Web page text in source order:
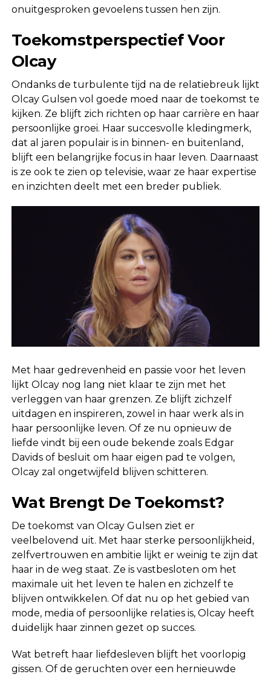
onuitgesproken gevoelens tussen hen zijn.
Toekomstperspectief Voor
Olcay
Ondanks de turbulente tijd na de relatiebreuk lijkt
Olcay Gulsen vol goede moed naar de toekomst te
kijken. Ze blijft zich richten op haar carrière en haar
persoonlijke groei. Haar succesvolle kledingmerk,
dat al jaren populair is in binnen- en buitenland,
blijft een belangrijke focus in haar leven. Daarnaast
is ze ook te zien op televisie, waar ze haar expertise
en inzichten deelt met een breder publiek.
Met haar gedrevenheid en passie voor het leven
lijkt Olcay nog lang niet klaar te zijn met het
verleggen van haar grenzen. Ze blijft zichzelf
uitdagen en inspireren, zowel in haar werk als in
haar persoonlijke leven. Of ze nu opnieuw de
liefde vindt bij een oude bekende zoals Edgar
Davids of besluit om haar eigen pad te volgen,
Olcay zal ongetwijfeld blijven schitteren.
Wat Brengt De Toekomst?
De toekomst van Olcay Gulsen ziet er
veelbelovend uit. Met haar sterke persoonlijkheid,
zelfvertrouwen en ambitie lijkt er weinig te zijn dat
haar in de weg staat. Ze is vastbesloten om het
maximale uit het leven te halen en zichzelf te
blijven ontwikkelen. Of dat nu op het gebied van
mode, media of persoonlijke relaties is, Olcay heeft
duidelijk haar zinnen gezet op succes.
Wat betreft haar liefdesleven blijft het voorlopig
gissen. Of de geruchten over een hernieuwde